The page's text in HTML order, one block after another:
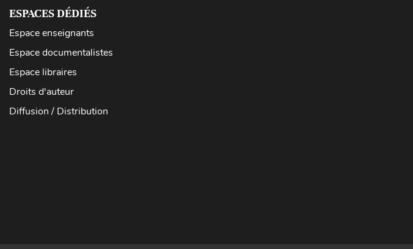
ESPACES DÉDIÉS
Espace enseignants
Espace documentalistes
Espace libraires
Droits d'auteur
Diffusion / Distribution